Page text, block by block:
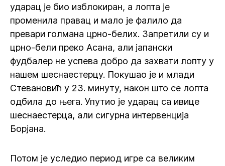
ударац је био изблокиран, а лопта је
променила правац и мало је фалило да
превари голмана црно-белих. Запретили су и
црно-бели преко Асана, али јапански
фудбалер не успева добро да захвати лопту у
нашем шеснаестерцу. Покушао је и млади
Стевановић у 23. минуту, након што се лопта
одбила до њега. Упутио је ударац са ивице
шеснаестерца, али сигурна интервенција
Борјана.
Потом је уследио период игре са великим